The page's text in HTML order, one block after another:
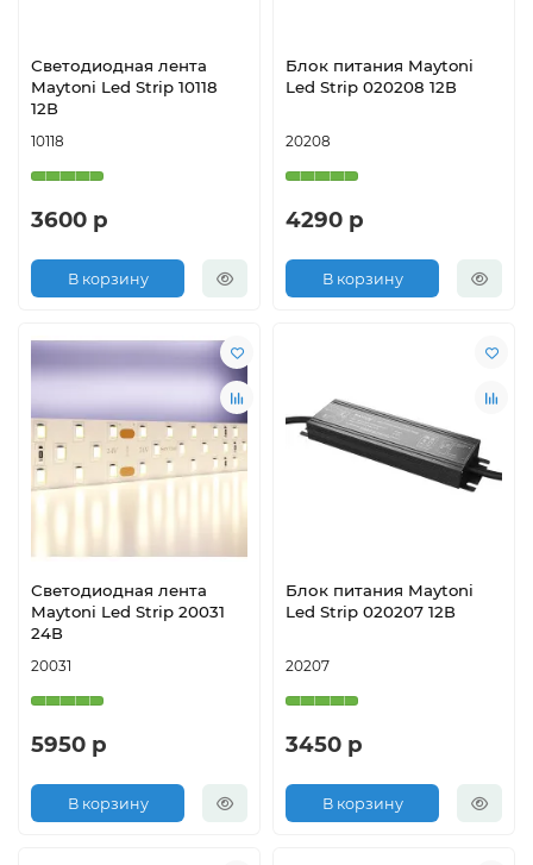
Светодиодная лента
Maytoni Led Strip 10118
12В
10118
3600 р
В корзину
Блок питания Maytoni
Led Strip 020208 12В
20208
4290 р
В корзину
Светодиодная лента
Maytoni Led Strip 20031
24В
20031
5950 р
В корзину
Блок питания Maytoni
Led Strip 020207 12В
20207
3450 р
В корзину